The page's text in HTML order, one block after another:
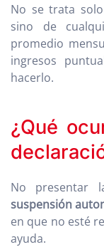
No se trata
sino de
promedio
ingresos
hacerlo.
¿Qué
No presentar
suspensión
en que no esté
ayuda.